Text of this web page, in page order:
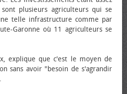
plusieurs agriculteurs qui se
telle infrastructure comme par
Garonne où 11 agriculteurs se
explique que c'est le moyen de
sans avoir "besoin de s'agrandir